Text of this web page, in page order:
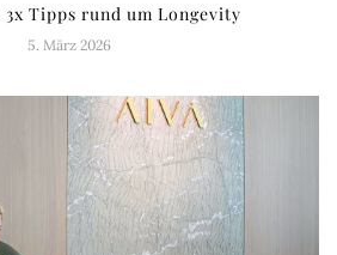
Tipps rund um Longevity
5. März 2026